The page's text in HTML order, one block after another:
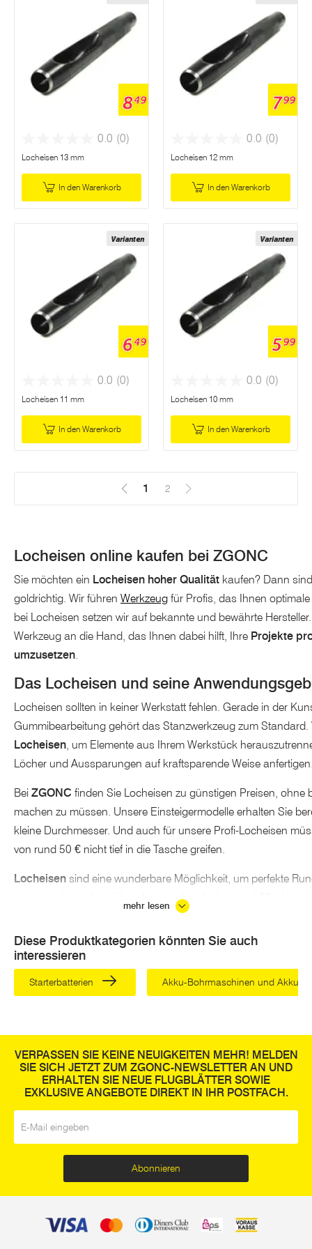
849
0.0 (0)
Locheisen 13 mm
In den Warenkorb
799
0.0 (0)
Locheisen 12 mm
In den Warenkorb
Varianten
649
0.0 (0)
Locheisen 11 mm
In den Warenkorb
Varianten
599
0.0 (0)
Locheisen 10 mm
In den Warenkorb
1 (Aktuell)
2
Locheisen online kaufen bei ZGONC
Sie möchten ein Locheisen hoher Qualität kaufen? Dann
goldrichtig. Wir führen Werkzeug für Profis, das Ihnen
bei Locheisen setzen wir auf bekannte und bewährte
Werkzeug an die Hand, das Ihnen dabei hilft, Ihre Projekte
umzusetzen.
Das Locheisen und seine
Locheisen sollten in keiner Werkstatt fehlen. Gerade in der
Gummibearbeitung gehört das Stanzwerkzeug zum Standard.
Locheisen, um Elemente aus Ihrem Werkstück
Löcher und Aussparungen auf kraftsparende Weise
Bei ZGONC finden Sie Locheisen zu günstigen Preisen, ohne
machen zu müssen. Unsere Einsteigermodelle erhalten Sie
kleine Durchmesser. Und auch für unsere Profi-Locheisen
von rund 50 € nicht tief in die Tasche greifen.
Locheisen sind eine wunderbare Möglichkeit, um perfekte
stanzen, die anderweitig schwer zu bearbeiten sind. Mit dem
von dünnen, aber robusten Materialien wie Pappe,
Gummi kein Problem.
Pflockeisen und Locheisen kaufen –
ZGONC
garantiert das passende für sich finden. Bei ZGONC erhalten
Durchmesser und Arten von Locheisen, darunter:
Henkel-Locheisen
Locheisen klassisch
Locheisen 1mm und Locheisen für kleine Durchmesser ab
Locheisen für große Durchmesser bis 30mm
Locheisen-Satz mit gängigen Größen
Wenn Sie Locheisen kaufen, können Sie eigentlich nichts
des richtigen Stanzdurchmessers ist das A und O. Bei großen
mehr lesen
Diese Produktkategorien könnten Sie auch
interessieren
Starterbatterien Akku-Bohrmaschinen und Akku-
VERPASSEN SIE KEINE NEUIGKEITEN MEHR! MELDEN
SIE SICH JETZT ZUM ZGONC-NEWSLETTER AN UND
ERHALTEN SIE NEUE FLUGBLÄTTER SOWIE
EXKLUSIVE ANGEBOTE DIREKT IN IHR POSTFACH.
Abonnieren